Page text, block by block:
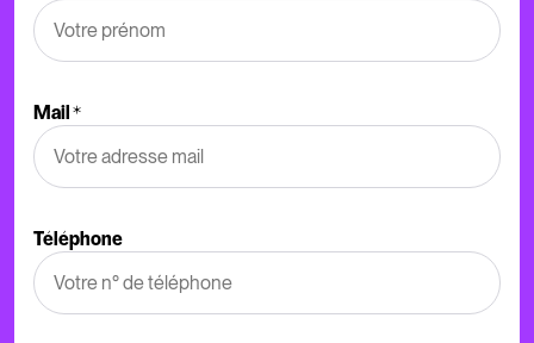
Mail*
Téléphone